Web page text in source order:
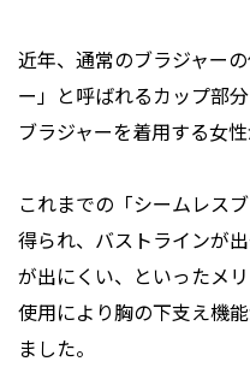
近年、通常のブラジャー
ー」と呼ばれるカップ部
ブラジャーを着用する女性
これまでの「シームレス
得られ、バストラインが
が出にくい、といったメ
使用により胸の下支え機
ました。